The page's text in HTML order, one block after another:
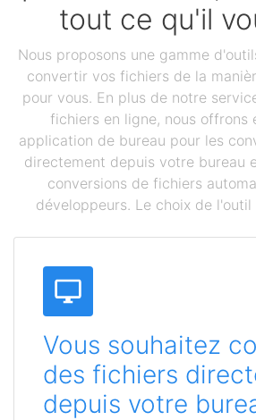
tout ce qu'il
Nous proposons une gamme
convertir vos fichiers de la
pour vous. En plus de notre
fichiers en ligne, nous offrons
application de bureau pour les
directement depuis votre bureau
conversions de fichiers
développeurs. Le choix de
Vous souhaitez
des fichiers
depuis votre